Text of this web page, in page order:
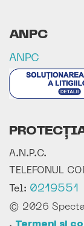
ANPC
ANPC
A.N.P.C.
TELEFONUL
Tel: 0219551
© 2026
Termeni si